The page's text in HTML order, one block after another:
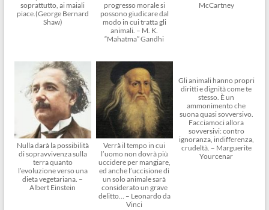
soprattutto, ai maiali
piace.(George Bernard
Shaw)
progresso morale si
possono giudicare dal
modo in cui tratta gli
animali. – M. K.
“Mahatma” Gandhi
McCartney
Nulla darà la possibilità
di sopravvivenza sulla
terra quanto
l’evoluzione verso una
dieta vegetariana. –
Albert Einstein
Verrà il tempo in cui
l’uomo non dovrà più
uccidere per mangiare,
ed anche l’uccisione di
un solo animale sarà
considerato un grave
delitto… – Leonardo da
Vinci
Gli animali hanno propri
diritti e dignità come te
stesso. È un
ammonimento che
suona quasi sovversivo.
Facciamoci allora
sovversivi: contro
ignoranza, indifferenza,
crudeltà. – Marguerite
Yourcenar